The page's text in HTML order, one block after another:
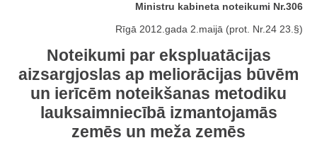
Ministru kabineta noteikumi Nr.306
Rīgā 2012.gada 2.maijā (prot. Nr.24 23.§)
Noteikumi par ekspluatācijas
aizsargjoslas ap meliorācijas būvēm
un ierīcēm noteikšanas metodiku
lauksaimniecībā izmantojamās
zemēs un meža zemēs